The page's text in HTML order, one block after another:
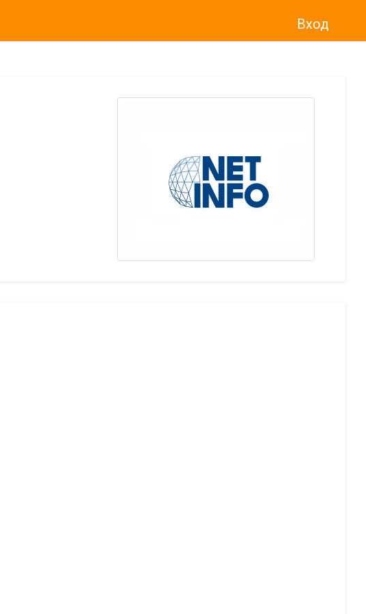
Вход
прекратява услугата Adwiseсчитано от01.01.2026 г